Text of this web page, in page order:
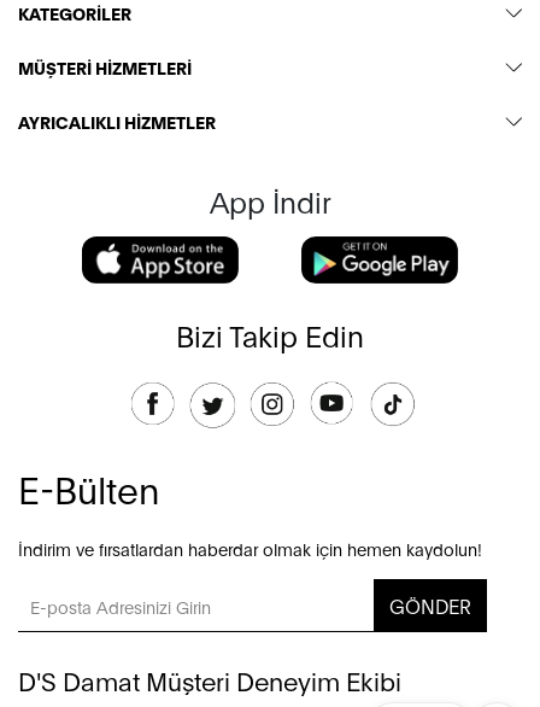
KATEGORİLER
MÜŞTERİ HİZMETLERİ
AYRICALIKLI HİZMETLER
App İndir
Bizi Takip Edin
E-Bülten
İndirim ve fırsatlardan haberdar olmak için hemen kaydolun!
GÖNDER
D'S Damat Müşteri Deneyim Ekibi